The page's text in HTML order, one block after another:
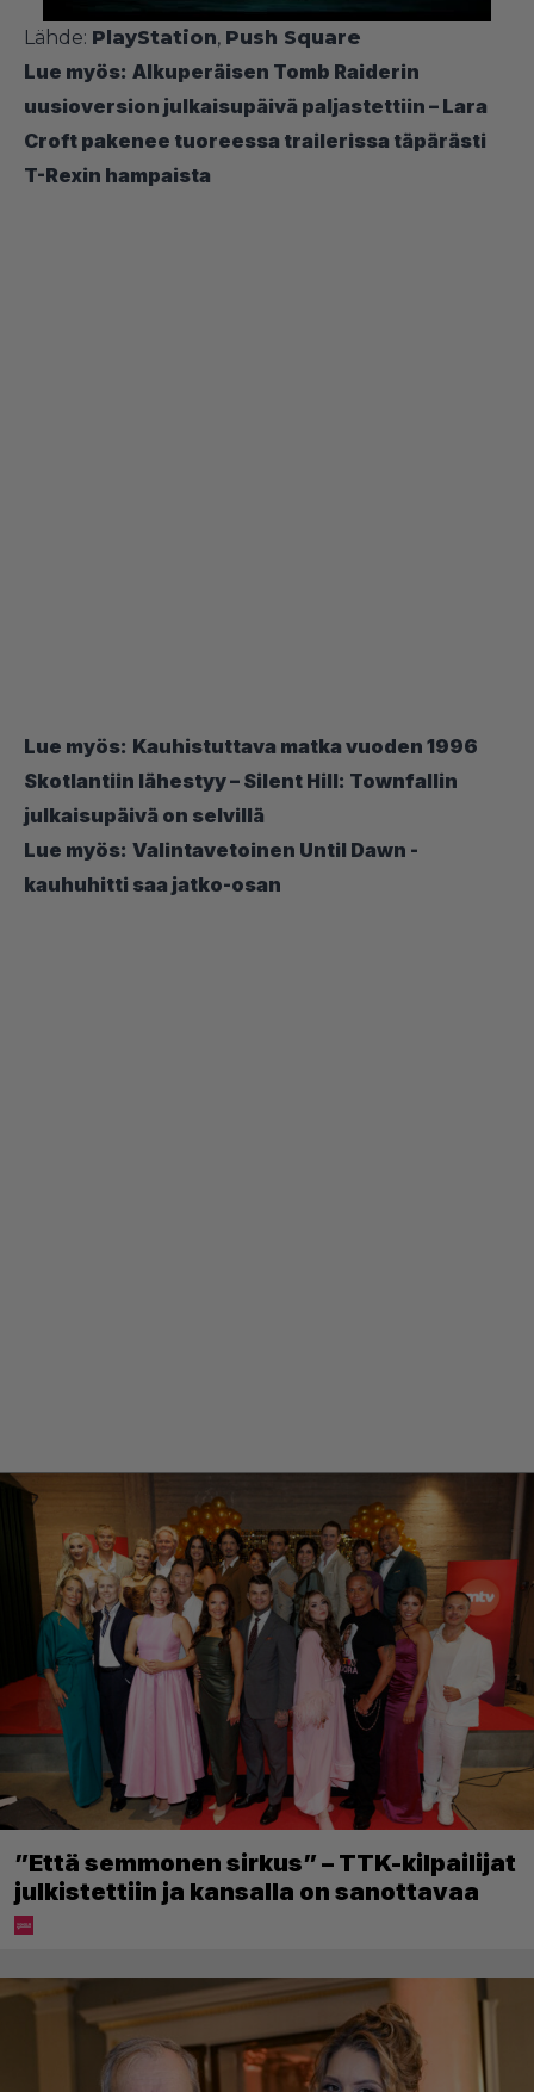
Lähde: PlayStation, Push Square
Lue myös: Alkuperäisen Tomb Raiderin
uusioversion julkaisupäivä paljastettiin – Lara
Croft pakenee tuoreessa trailerissa täpärästi
T-Rexin hampaista
Lue myös: Kauhistuttava matka vuoden 1996
Skotlantiin lähestyy – Silent Hill: Townfallin
julkaisupäivä on selvillä
Lue myös: Valintavetoinen Until Dawn -
kauhuhitti saa jatko-osan
”Että semmonen sirkus” – TTK-kilpailijat
julkistettiin ja kansalla on sanottavaa